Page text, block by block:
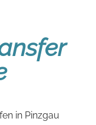
in Pinzgau